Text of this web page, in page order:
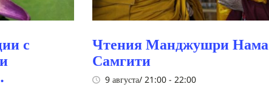
с
Чтения Манджушри Нама
Самгити
9 августа/ 21:00- 22:00